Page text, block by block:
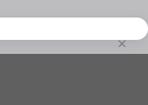
cookie
данного сайта